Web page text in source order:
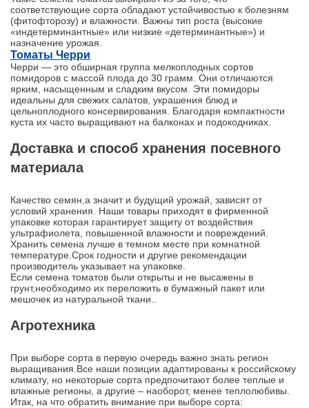
соответствующие сорта обладают устойчивостью к болезням
(фитофторозу) и влажности. Важны тип роста (высокие
«индетерминантные» или низкие «детерминантные») и
назначение урожая.
Томаты Черри
Черри — это обширная группа мелкоплодных сортов
помидоров с массой плода до 30 грамм. Они отличаются
ярким, насыщенным и сладким вкусом. Эти помидоры
идеальны для свежих салатов, украшения блюд и
цельноплодного консервирования. Благодаря компактности
куста их часто выращивают на балконах и подокодниках.
Доставка и способ хранения посевного
материала
Качество семян,а значит и будущий урожай, зависят от
условий хранения. Наши товары приходят в фирменной
упаковке которая гарантирует защиту от воздействия
ультрафиолета, повышенной влажности и повреждений.
Хранить семена лучше в темном месте при комнатной
температуре.Срок годности и другие рекомендации
производитель указывает на упаковке.
Если семена томатов были открыты и не высажены в
грунт,необходимо их переложить в бумажный пакет или
мешочек из натуральной ткани..
Агротехника
При выборе сорта в первую очередь важно знать регион
выращивания.Все наши позиции адаптированы к российскому
климату, но некоторые сорта предпочитают более теплые и
влажные регионы, а другие – наоборот, менее теплолюбивы.
Итак, на что обратить внимание при выборе сорта: